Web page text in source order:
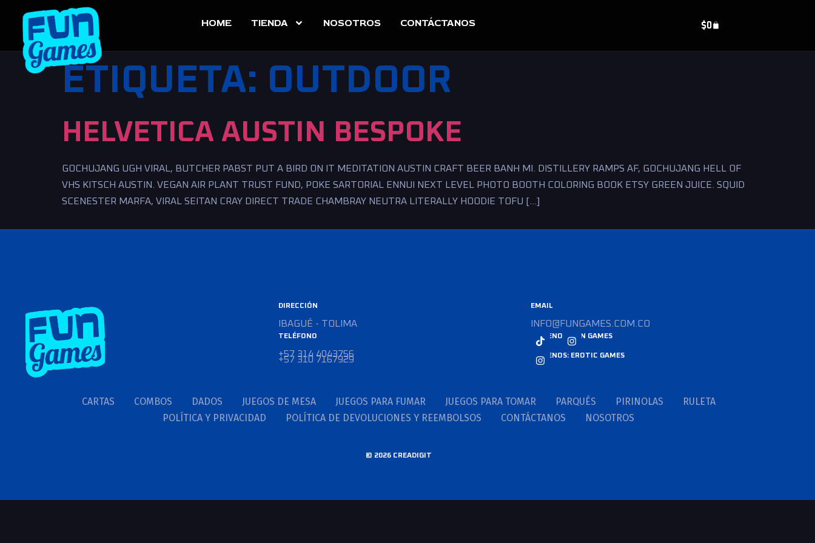
HOME TIENDA NOSOTROS CONTÁCTANOS $0
ETIQUETA: OUTDOOR
HELVETICA AUSTIN BESPOKE
GOCHUJANG UGH VIRAL, BUTCHER PABST PUT A BIRD ON IT MEDITATION AUSTIN CRAFT BEER BANH MI. DISTILLERY RAMPS AF, GOCHUJANG HELL OF
VHS KITSCH AUSTIN. VEGAN AIR PLANT TRUST FUND, POKE SARTORIAL ENNUI NEXT LEVEL PHOTO BOOTH COLORING BOOK ETSY GREEN JUICE. SQUID
SCENESTER MARFA, VIRAL SEITAN CRAY DIRECT TRADE CHAMBRAY NEUTRA LITERALLY HOODIE TOFU […]
DIRECCIÓN
IBAGUÉ - TOLIMA
TELÉFONO
+57 314 4043756
+57 310 7167929
EMAIL
INFO@FUNGAMES.COM.CO
SÍGUENOS: FUN GAMES
SÍGUENOS: EROTIC GAMES
CARTAS COMBOS DADOS JUEGOS DE MESA JUEGOS PARA FUMAR JUEGOS PARA TOMAR PARQUÉS PIRINOLAS
RULETA
POLÍTICA Y PRIVACIDAD
POLÍTICA DE DEVOLUCIONES Y REEMBOLSOS CONTÁCTANOS NOSOTROS
© 2026 CREADIGIT